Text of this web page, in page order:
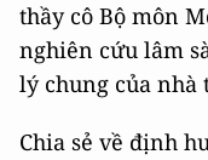
thầy cô Bộ môn
nghiên cứu lâm
lý chung của nhà
Chia sẻ về định